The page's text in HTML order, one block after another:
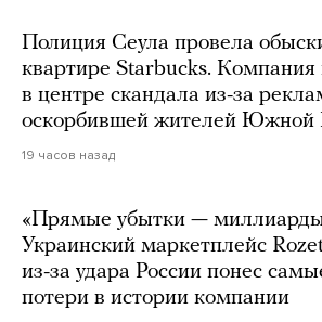
Полиция Сеула провела
квартире Starbucks. Компания
в центре скандала из-за
оскорбившей жителей Южной
19 часов назад
«Прямые убытки — миллиарды
Украинский маркетплейс
из-за удара России понес
потери в истории компании